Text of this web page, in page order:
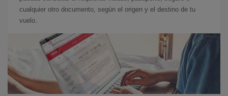
cualquier otro documento, según el origen y el destino de tu
vuelo.